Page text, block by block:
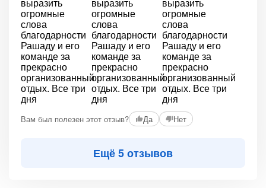
Вам был полезен этот отзыв? Да Нет
Ещё 5 отзывов